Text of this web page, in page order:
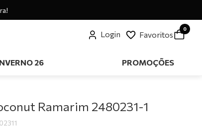
Login Favoritos
0
26 PROMOÇÕES
Ramarim 2480231-1